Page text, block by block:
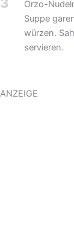
Orzo-
Suppe
würzen.
servieren.
ANZEIGE